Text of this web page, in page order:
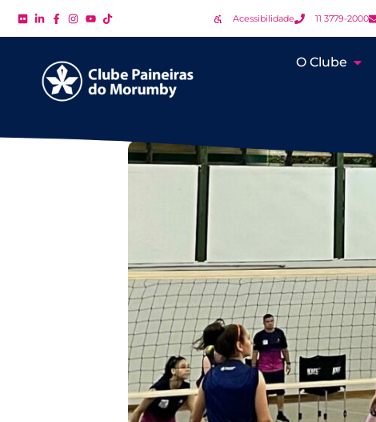
Acessibilidade 11 3779-2000
O Clube